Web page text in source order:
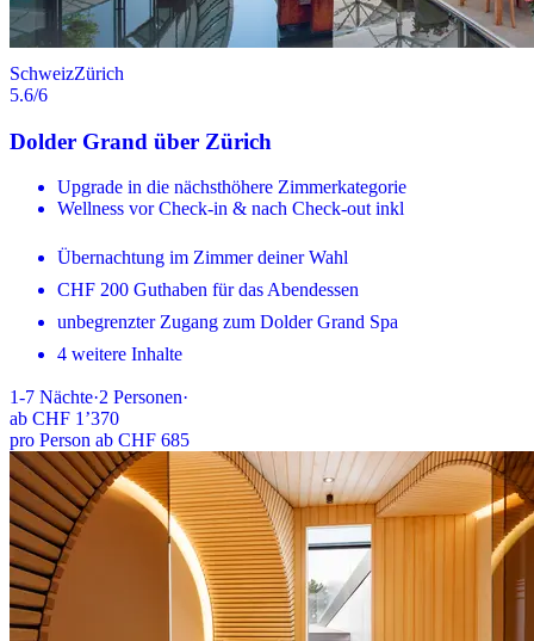
SchweizZürich
5.6/6
Dolder Grand über Zürich
Upgrade in die nächsthöhere Zimmerkategorie
Wellness vor Check-in & nach Check-out inkl
Übernachtung im Zimmer deiner Wahl
CHF 200 Guthaben für das Abendessen
unbegrenzter Zugang zum Dolder Grand Spa
4 weitere Inhalte
1-7 Nächte·2 Personen·
ab CHF 1’370
pro Person ab CHF 685